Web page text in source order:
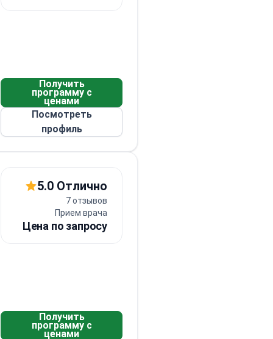
Получить
программу с
ценами
Посмотреть
профиль
5.0 Отлично
7 отзывов
Прием врача
Цена по запросу
Получить
программу с
ценами